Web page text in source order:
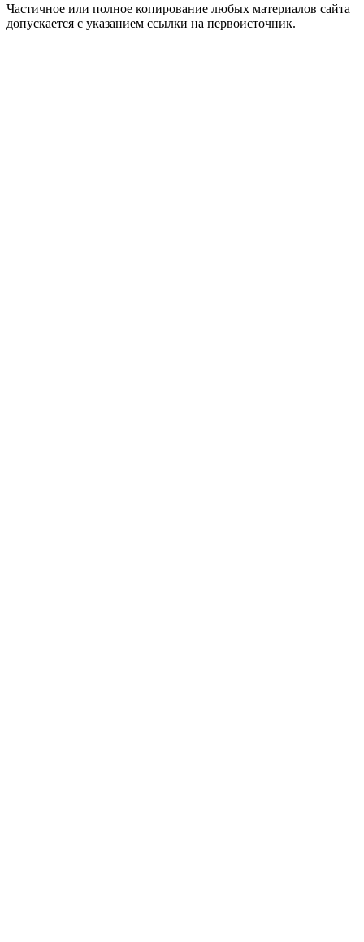
Частичное или полное копирование любых материалов сайта
допускается с указанием ссылки на первоисточник.